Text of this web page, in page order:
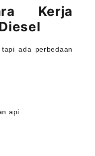
Kerja
ada perbedaan
api